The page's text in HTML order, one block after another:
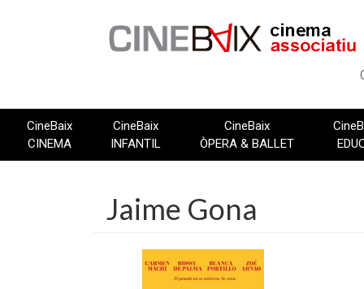
CineBaix
CINEMA
CineBaix
INFANTIL
CineBaix
ÒPERA & BALLET
Jaime Gona